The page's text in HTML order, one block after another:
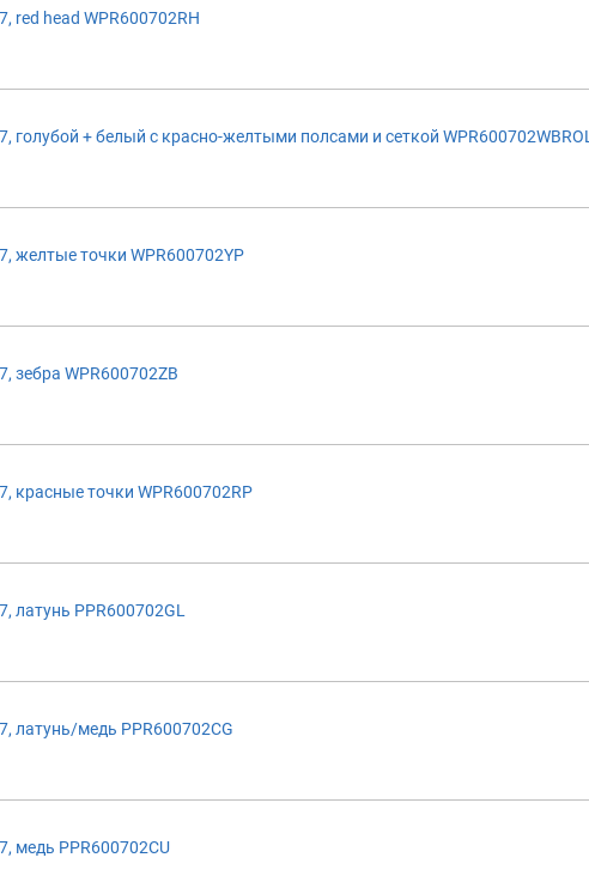
head WPR600702RH
+ белый с красно-желтыми полсами и сеткой WPR600702WBROL
точки WPR600702YP
WPR600702ZB
точки WPR600702RP
PPR600702GL
медь PPR600702CG
медь PPR600702CU